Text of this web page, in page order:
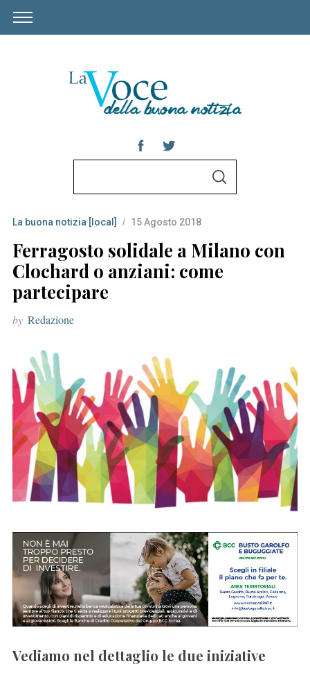
r
c
h
f
o
r
S
La buona notizia [local] 15 Agosto 2018
Ferragosto solidale a Milano con
Clochard o anziani: come
partecipare
by Redazione
Vediamo nel dettaglio le due iniziative